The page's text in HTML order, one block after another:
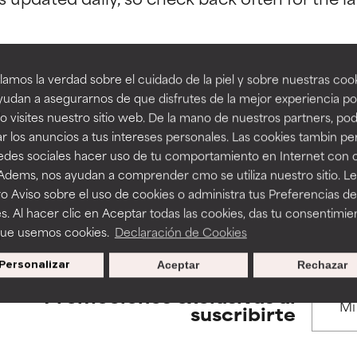
la verdad sobre el cuidado de la piel y sobre nuestras
a asegurarnos de que disfrutes de la mejor experiencia
visites nuestro sitio web. De la mano de nuestros partners,
los anuncios a tus intereses personales. Las cookies tambin
sociales hacer uso de tu comportamiento en Internet con
nos ayudan a comprender cmo se utiliza nuestro sitio.
Aviso sobre el uso de cookies o administra tus Preferencias de
Al hacer clic en Aceptar todas las cookies, das tu
usemos cookies. Declaración de Cookies
Personalizar Rechazar
Aceptar
BACK TO SEARCH
to assess ingredients in this dictionary. Regulations
independientes.
tan beneficiosos como los de la categoría excelente, suelen ser
la estabilidad o la absorción de una fórmula.
ciertas limitaciones en cuanto a su apariencia, estabilidad o
básicos o que no cuentan con suficiente respaldo científico.
algunos beneficios se recomienda evitarlo por su
efectos adversos como irritación, inflamación o
se utiliza en altas concentraciones o junto con otros
independientes.
tan beneficiosos como los de la categoría excelente, suelen ser
la estabilidad o la absorción de una fórmula.
ciertas limitaciones en cuanto a su apariencia, estabilidad o
básicos o que no cuentan con suficiente respaldo científico.
algunos beneficios se recomienda evitarlo por su
efectos adversos como irritación, inflamación o
se utiliza en altas concentraciones o junto con otros
Promociones exclusivas al
suscribirte